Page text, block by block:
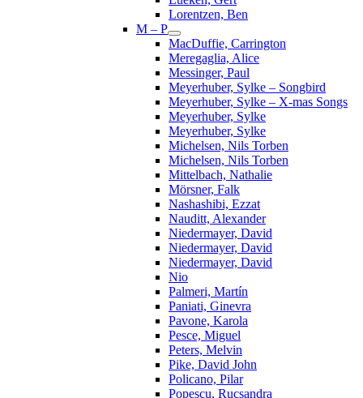
Lorentzen, Ben
M – P
MacDuffie, Carrington
Meregaglia, Alice
Messinger, Paul
Meyerhuber, Sylke – Songbird
Meyerhuber, Sylke – X-mas Songs
Meyerhuber, Sylke
Meyerhuber, Sylke
Michelsen, Nils Torben
Michelsen, Nils Torben
Mittelbach, Nathalie
Mörsner, Falk
Nashashibi, Ezzat
Nauditt, Alexander
Niedermayer, David
Niedermayer, David
Niedermayer, David
Nio
Palmeri, Martín
Paniati, Ginevra
Pavone, Karola
Pesce, Miguel
Peters, Melvin
Pike, David John
Policano, Pilar
Popescu, Rucsandra